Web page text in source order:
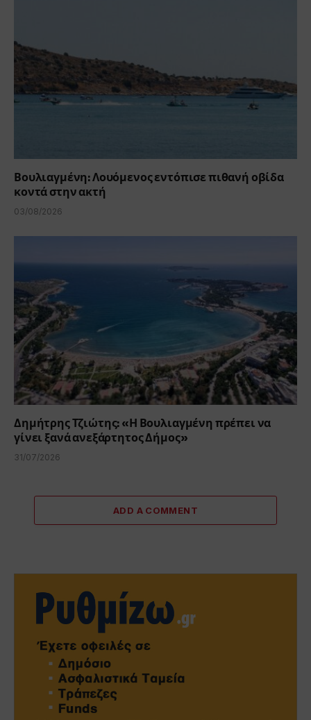
Βουλιαγμένη: Λουόμενος εντόπισε πιθανή οβίδα
κοντά στην ακτή
03/08/2026
Δημήτρης Τζιώτης: «Η Βουλιαγμένη πρέπει να
γίνει ξανά ανεξάρτητος Δήμος»
31/07/2026
ADD A COMMENT